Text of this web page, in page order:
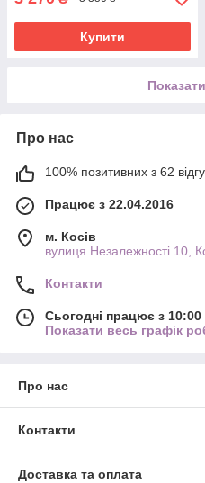
Купити
Про нас
100% позитивних з 62
Працює з 22.04.2016
м. Косів
вулиця Незалежності 10,
Контакти
Сьогодні працює з
Показати весь графік
Про нас
Контакти
Доставка та оплата